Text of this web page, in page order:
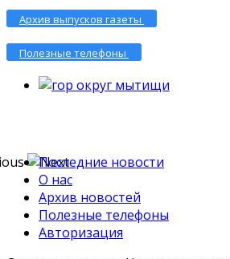
Архив выпусков газеты
Полезные телефоны
Последние новости
О нас
Архив новостей
Полезные телефоны
Авторизация